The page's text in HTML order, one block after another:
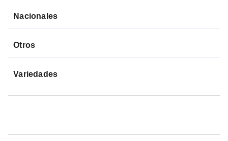
Nacionales
Otros
Variedades